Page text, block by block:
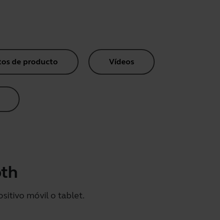
de producto Vídeos
móvil o tablet.